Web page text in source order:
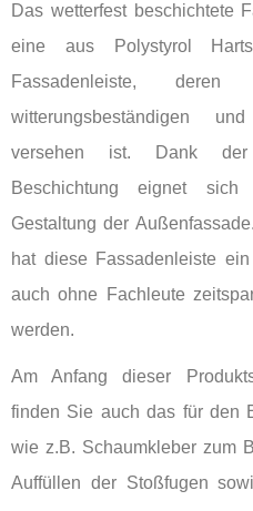
Das wetterfest beschichtete
eine aus Polystyrol
Fassadenleiste,
witterungsbeständigen
versehen ist. Dank der
Beschichtung eignet
Gestaltung der
hat diese Fassadenleiste
auch ohne Fachleute
werden.
Am Anfang dieser
finden Sie auch das für den
wie z.B. Schaumkleber zum
Auffüllen der Stoßfugen